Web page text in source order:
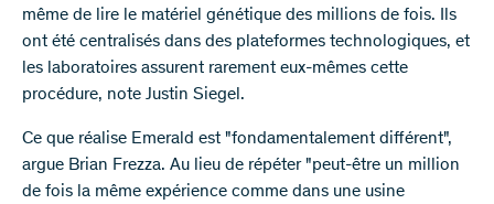
même de lire le matériel génétique des millions de fois. Ils
ont été centralisés dans des plateformes technologiques, et
les laboratoires assurent rarement eux-mêmes cette
procédure, note Justin Siegel.
Ce que réalise Emerald est "fondamentalement différent",
argue Brian Frezza. Au lieu de répéter "peut-être un million
de fois la même expérience comme dans une usine